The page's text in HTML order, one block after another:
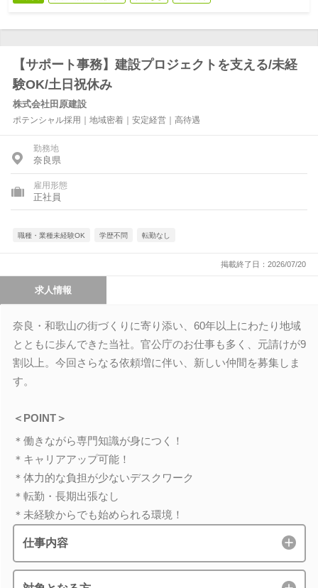
【サポート事務】建設プロジェクトを支える/未経
験OK/土日祝休み
株式会社田原建設
ポテンシャル採用｜地域密着｜安定経営｜高待遇
勤務地
奈良県
雇用形態
正社員
職種・業種未経験OK 学歴不問 転勤なし
掲載終了日：2026/07/20
求人情報
奈良・和歌山の街づくりに寄り添い、60年以上にわたり地域
とともに歩んできた当社。官公庁のお仕事も多く、元請けが9
割以上。今回さらなる依頼増に伴い、新しい仲間を募集しま
す。
＜POINT＞
＊働きながら専門知識が身につく！
＊キャリアアップ可能！
＊体力的な負担が少ないデスクワーク
＊転勤・長期出張なし
＊未経験からでも始められる環境！
仕事内容